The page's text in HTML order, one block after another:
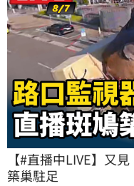
【#直播中LIVE】又
築巢駐足